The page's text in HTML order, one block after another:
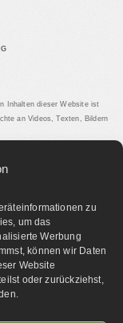
zu
um das
Werbung
können wir Daten
Website
oder zurückziehst,
Inhalten dieser Website ist
an Videos, Texten, Bildern